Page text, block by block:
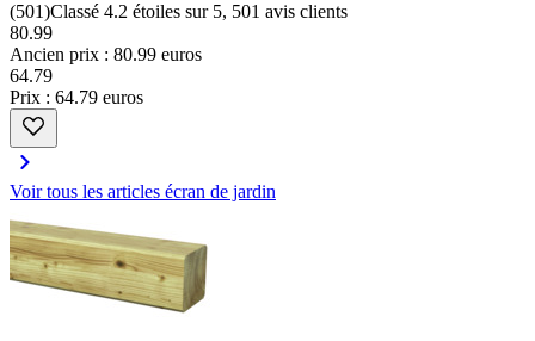
(501)Classé 4.2 étoiles sur 5, 501 avis clients
80.99
Ancien prix : 80.99 euros
64.79
Prix : 64.79 euros
Voir tous les articles écran de jardin